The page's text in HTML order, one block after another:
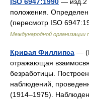
положения.
(пересмотр ISO
Международной
Кривая Филлипса —
отражающая
безработицы.
наблюдений,
(1914–1975).